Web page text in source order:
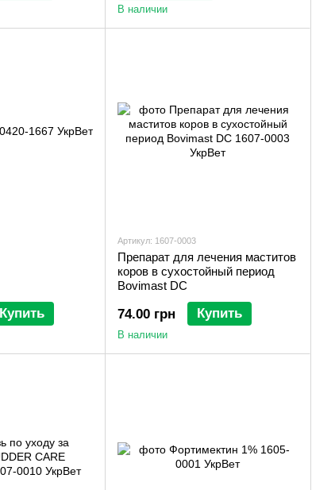
В наличии
Купить
Артикул: 1607-0003
Препарат для лечения маститов
коров в сухостойный период
Bovimast DC
74.00 грн Купить
В наличии